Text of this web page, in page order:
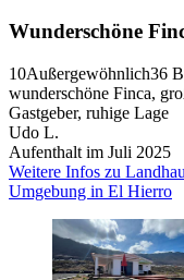
Wunderschöne
10Außergewöhnlich36
wunderschöne Finca,
Gastgeber, ruhige Lage
Udo L.
Aufenthalt im Juli 2025
Weitere Infos zu
Umgebung in El Hierro